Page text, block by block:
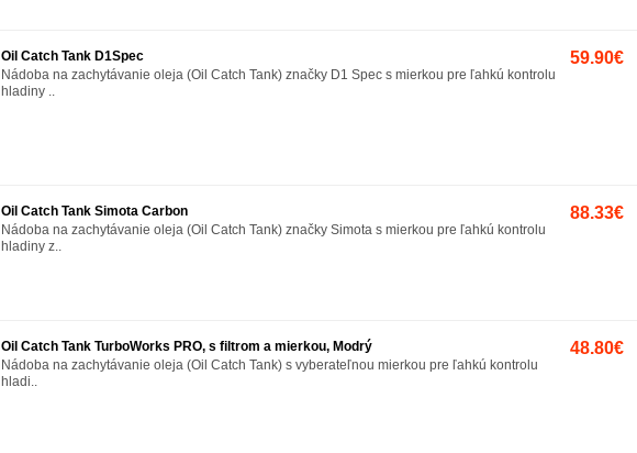
59.90€
Oil Catch Tank D1Spec
Nádoba na zachytávanie oleja (Oil Catch Tank) značky D1 Spec s mierkou pre ľahkú kontrolu
hladiny ..
88.33€
Oil Catch Tank Simota Carbon
Nádoba na zachytávanie oleja (Oil Catch Tank) značky Simota s mierkou pre ľahkú kontrolu
hladiny z..
48.80€
Oil Catch Tank TurboWorks PRO, s filtrom a mierkou, Modrý
Nádoba na zachytávanie oleja (Oil Catch Tank) s vyberateľnou mierkou pre ľahkú kontrolu
hladi..